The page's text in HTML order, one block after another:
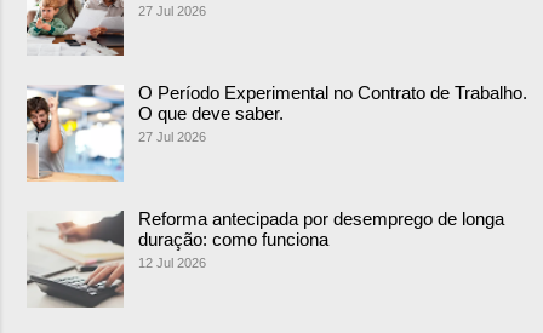
27 Jul 2026
O Período Experimental no Contrato de Trabalho.
O que deve saber.
27 Jul 2026
Reforma antecipada por desemprego de longa
duração: como funciona
12 Jul 2026